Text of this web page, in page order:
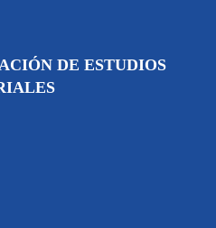
DE ESTUDIOS